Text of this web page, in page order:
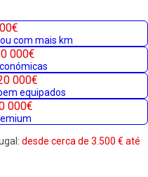
com mais km
000€
000€
equipados
000€
desde cerca de 3.500 € até